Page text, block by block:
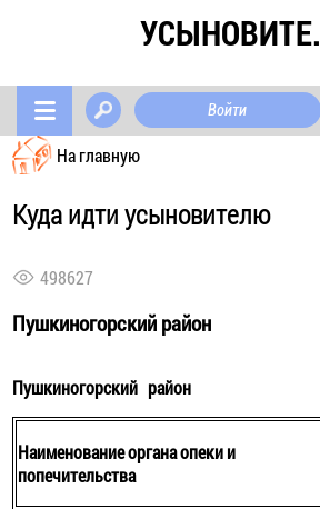
УСЫНОВИТЕ.
Войти
На главную
Куда идти усыновителю
498627
Пушкиногорский район
Пушкиногорский район
Наименование органа опеки и
попечительства